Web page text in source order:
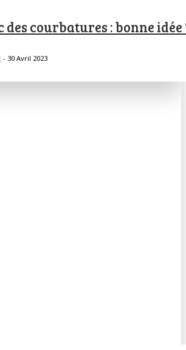
courbatures : bonne idée
- 30 Avril 2023